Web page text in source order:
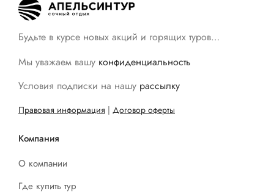
Будьте в курсе новых акций и горящих туров…
Мы уважаем вашу конфиденциальность
Условия подписки на нашу рассылку
Правовая информация | Договор оферты
Компания
О компании
Где купить тур